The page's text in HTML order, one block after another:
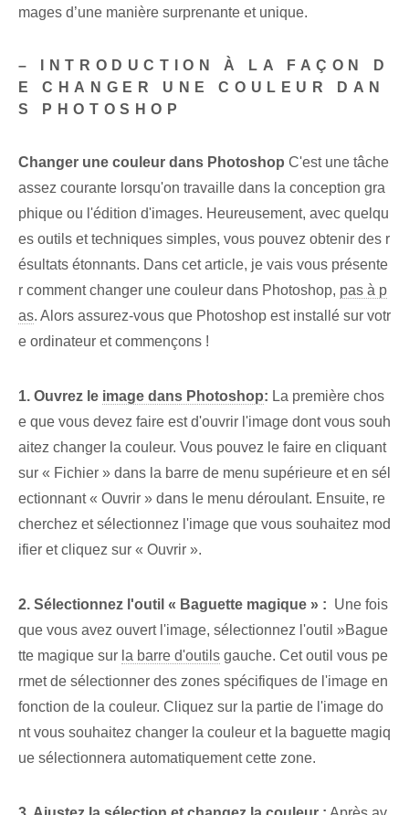
mages d’une manière surprenante et unique.
– INTRODUCTION À LA FAÇON D
E CHANGER UNE COULEUR DAN
S PHOTOSHOP
Changer une couleur dans Photoshop C'est une tâche
assez courante lorsqu'on travaille dans la conception gra
phique ou l'édition d'images. Heureusement, avec quelqu
es outils et techniques simples, vous pouvez obtenir des r
ésultats étonnants. ⁤Dans cet article, je vais vous présente
r comment changer une couleur⁤ dans Photoshop, pas à p
as. Alors assurez-vous que Photoshop⁤ est installé sur votr
e ordinateur⁢ et commençons !
1. ⁤Ouvrez⁢ le image dans Photoshop: La première chos
e que vous devez faire est d'ouvrir l'image⁢ dont vous souh
aitez changer la couleur. Vous pouvez le faire en cliquant
sur « Fichier » dans la barre de menu supérieure et en sél
ectionnant « Ouvrir » dans le menu déroulant. Ensuite, re
cherchez et sélectionnez l'⁣image que vous souhaitez‌ mod
ifier‌ et cliquez⁤ sur « Ouvrir ».
2. Sélectionnez l'outil « Baguette magique » : ⁣ Une fois
que vous⁤ avez ouvert l'image, sélectionnez ⁢l'outil⁤ ‌»Bague
tte‍ magique‍ sur la barre d'outils gauche. Cet outil vous pe
rmet de sélectionner des zones spécifiques de l'image en
fonction de la couleur. Cliquez sur la partie de l'image do
nt vous souhaitez changer la couleur et la baguette magiq
ue sélectionnera automatiquement cette zone.